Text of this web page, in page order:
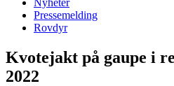
Nyheter
Pressemelding
Rovdyr
Kvotejakt på gaupe i
2022